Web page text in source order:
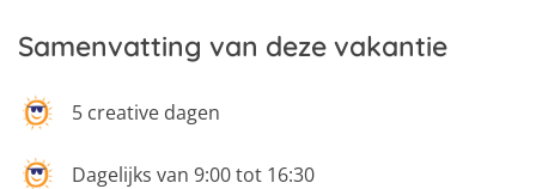
Samenvatting van deze vakantie
5 creative dagen
Dagelijks van 9:00 tot 16:30